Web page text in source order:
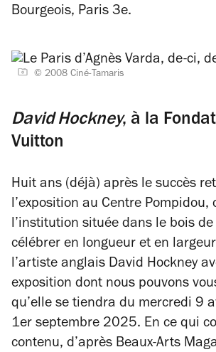
Bourgeois, Paris 3e.
© 2008 Ciné-Tamaris
David Hockney, à la
Vuitton
Huit ans (déjà) après le succès
l’exposition au Centre Pompidou,
l’institution située dans le bois
célébrer en longueur et en
l’artiste anglais David Hockney
exposition dont nous pouvons
qu’elle se tiendra du mercredi 9
1er septembre 2025. En ce qui
contenu, d’après Beaux-Arts